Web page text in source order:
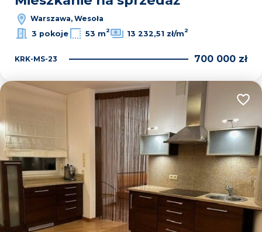
Warszawa, Wesoła
3 pokoje
53 m2 13 232,51 zł/m2
KRK-MS-23 700 000 zł